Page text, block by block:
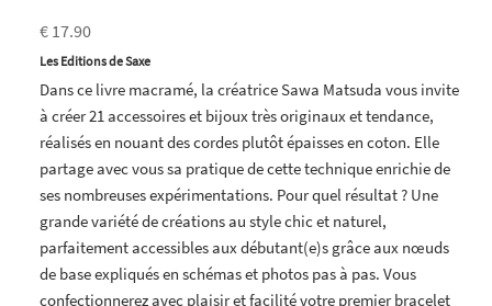
€ 17.90
Les Editions de Saxe
Dans ce livre macramé, la créatrice Sawa Matsuda vous invite
à créer 21 accessoires et bijoux très originaux et tendance,
réalisés en nouant des cordes plutôt épaisses en coton. Elle
partage avec vous sa pratique de cette technique enrichie de
ses nombreuses expérimentations. Pour quel résultat ? Une
grande variété de créations au style chic et naturel,
parfaitement accessibles aux débutant(e)s grâce aux nœuds
de base expliqués en schémas et photos pas à pas. Vous
confectionnerez avec plaisir et facilité votre premier bracelet